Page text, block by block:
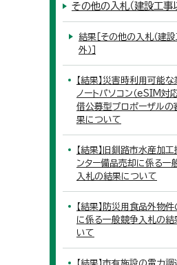
その他の入札（建設工事
結果［その他の入札（建
外）］
【結果】災害時利用可能な
ノートパソコン（eSIM対
借公募型プロポーザルの
果について
【結果】旧釧路市水産加
ンター備品売却に係る一
入札の結果について
【結果】防災用食品外物件
に係る一般競争入札の結
いて